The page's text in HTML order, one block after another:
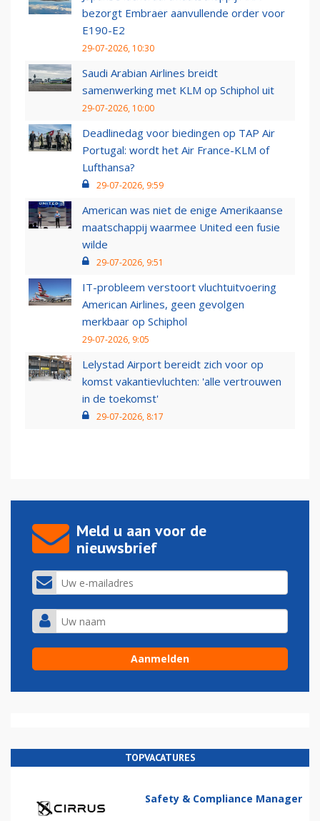
bezorgt Embraer aanvullende order voor
E190-E2
29-07-2026, 10:30
Saudi Arabian Airlines breidt
samenwerking met KLM op Schiphol uit
29-07-2026, 10:00
Deadlinedag voor biedingen op TAP Air
Portugal: wordt het Air France-KLM of
Lufthansa?
29-07-2026, 9:59
American was niet de enige Amerikaanse
maatschappij waarmee United een fusie
wilde
29-07-2026, 9:51
IT-probleem verstoort vluchtuitvoering
American Airlines, geen gevolgen
merkbaar op Schiphol
29-07-2026, 9:05
Lelystad Airport bereidt zich voor op
komst vakantievluchten: 'alle vertrouwen
in de toekomst'
29-07-2026, 8:17
Meld u aan voor de
nieuwsbrief
TOPVACATURES
Safety & Compliance Manager